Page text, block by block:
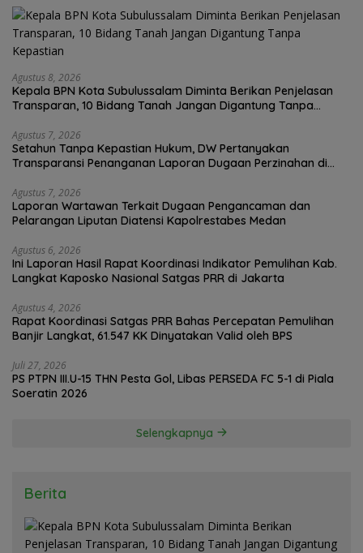
Agustus 8, 2026
Kepala BPN Kota Subulussalam Diminta Berikan Penjelasan
Transparan, 10 Bidang Tanah Jangan Digantung Tanpa
Agustus 7, 2026
Setahun Tanpa Kepastian Hukum, DW Pertanyakan
Transparansi Penanganan Laporan Dugaan Perzinahan di
Agustus 7, 2026
Laporan Wartawan Terkait Dugaan Pengancaman dan
Pelarangan Liputan Diatensi Kapolrestabes Medan
Agustus 6, 2026
Ini Laporan Hasil Rapat Koordinasi Indikator Pemulihan Kab.
Langkat Kaposko Nasional Satgas PRR di Jakarta
Agustus 4, 2026
Rapat Koordinasi Satgas PRR Bahas Percepatan Pemulihan
Banjir Langkat, 61.547 KK Dinyatakan Valid oleh BPS
Juli 27, 2026
PS PTPN III.U-15 THN Pesta Gol, Libas PERSEDA FC 5-1 di Piala
Soeratin 2026
Selengkapnya
Berita